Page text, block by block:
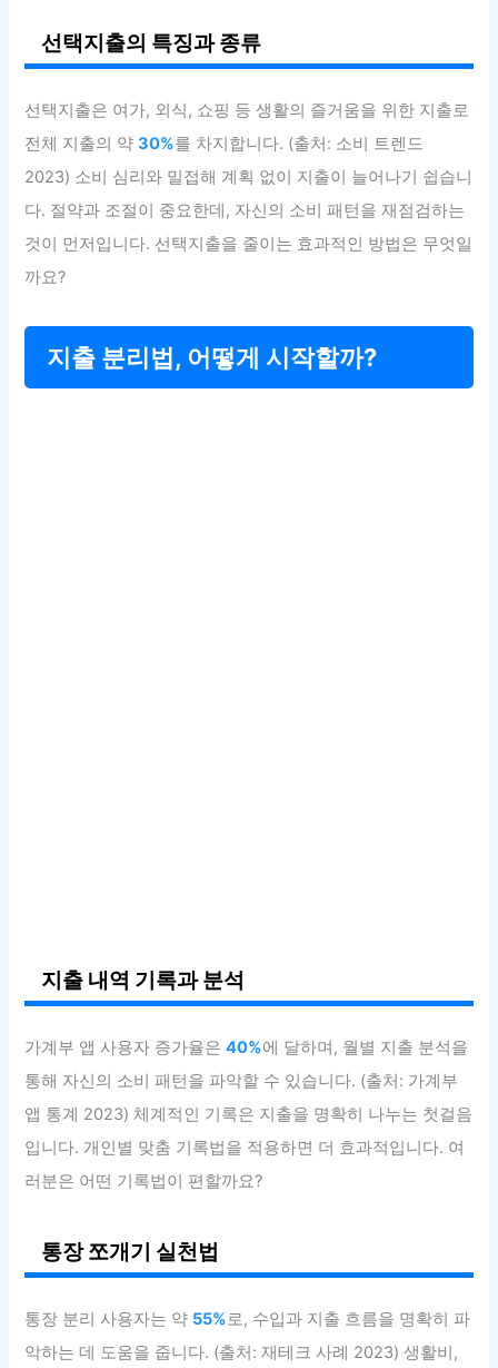
선택지출의 특징과 종류
선택지출은 여가, 외식, 쇼핑 등 생활의 즐거움을 위한 지출로
전체 지출의 약30%를 차지합니다. (출처: 소비 트렌드
2023) 소비 심리와 밀접해 계획 없이 지출이 늘어나기 쉽습니
다. 절약과 조절이 중요한데, 자신의 소비 패턴을 재점검하는
것이 먼저입니다. 선택지출을 줄이는 효과적인 방법은 무엇일
까요?
지출 분리법, 어떻게 시작할까?
지출 내역 기록과 분석
가계부 앱 사용자 증가율은40%에 달하며, 월별 지출 분석을
통해 자신의 소비 패턴을 파악할 수 있습니다. (출처: 가계부
앱 통계 2023) 체계적인 기록은 지출을 명확히 나누는 첫걸음
입니다. 개인별 맞춤 기록법을 적용하면 더 효과적입니다. 여
러분은 어떤 기록법이 편할까요?
통장 쪼개기 실천법
통장 분리 사용자는 약 55%로, 수입과 지출 흐름을 명확히 파
악하는 데 도움을 줍니다. (출처: 재테크 사례 2023) 생활비,